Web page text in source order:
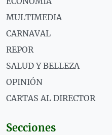
MULTIMEDIA
CARNAVAL
REPOR
SALUD Y BELLEZA
OPINIÓN
CARTAS AL DIRECTOR
Secciones